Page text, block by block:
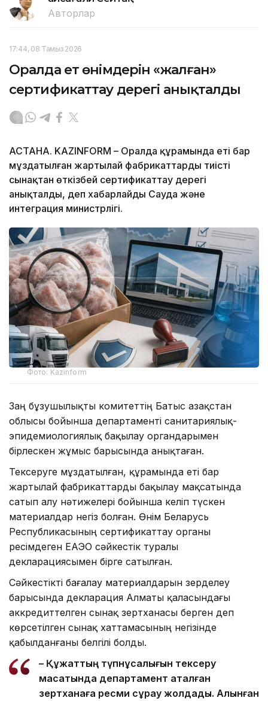
Авторлар
17:44, 08 Тамыз 2026
Оралда ет өнімдерін «жалған»
сертификаттау дерегі анықталды
АСТАНА. KAZINFORM – Оралда құрамында еті бар
мұздатылған жартылай фабрикаттарды тиісті
сынақтан өткізбей сертификаттау дерегі
анықталды, деп хабарлайды Сауда және
интеграция министрлігі.
Фото: Kazinform
Заң бұзушылықты комитеттің Батыс Қазақстан
облысы бойынша департаменті санитариялық-
эпидемиологиялық бақылау органдарымен
бірлескен жұмыс барысында анықтаған.
Тексеруге мұздатылған, құрамында еті бар
жартылай фабрикаттарды бақылау мақсатында
сатып алу нәтижелері бойынша келіп түскен
материалдар негіз болған. Өнім Беларусь
Республикасының сертификаттау органы
ресімдеген ЕАЭО сәйкестік туралы
декларациясымен бірге сатылған.
Сәйкестікті бағалау материалдарын зерделеу
барысында декларация Алматы қаласындағы
аккредиттелген сынақ зертханасы берген деп
көрсетілген сынақ хаттамасының негізінде
қабылданғаны белгілі болды.
– Құжаттың түпнұсқалығын тексеру
мақсатында департамент аталған
зертханаға ресми сұрау жолдады. Алынған